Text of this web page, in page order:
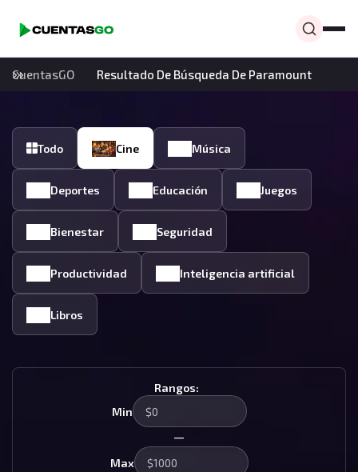
CuentasGO Resultado De Búsqueda De Paramount
Todo Cine Música
Deportes Educación Juegos
Bienestar Seguridad
Productividad Inteligencia artificial
Libros
Rangos:
Min
—
Max